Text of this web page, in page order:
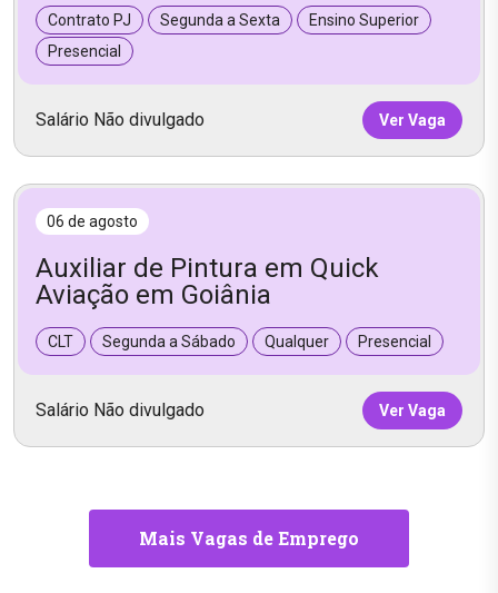
Contrato PJ Segunda a Sexta
Ensino Superior
Presencial
Salário Não divulgado Ver Vaga
06 de agosto
Auxiliar de Pintura em Quick
Aviação em Goiânia
CLT Segunda a Sábado Qualquer Presencial
Salário Não divulgado Ver Vaga
Mais Vagas de Emprego